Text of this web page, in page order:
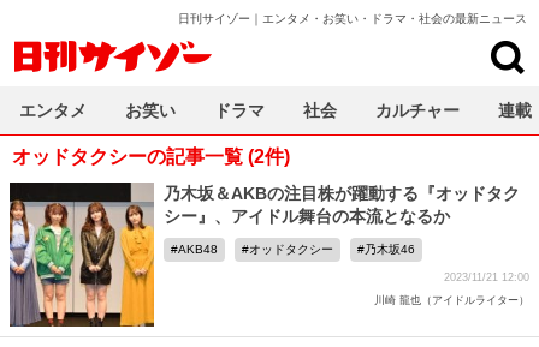
日刊サイゾー｜エンタメ・お笑い・ドラマ・社会の最新ニュース
オッドタクシーの記事一覧 (2件)
乃木坂＆AKBの注目株が躍動する『オッドタク
シー』、アイドル舞台の本流となるか
AKB48 オッドタクシー 乃木坂46
2023/11/21 12:00
川崎 龍也（アイドルライター）
エンタメ お笑い ドラマ 社会 カルチャー 連載